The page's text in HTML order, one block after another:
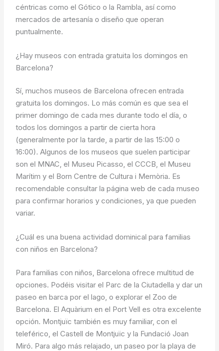
céntricas como el Gótico o la Rambla, así como
mercados de artesanía o diseño que operan
puntualmente.
¿Hay museos con entrada gratuita los domingos en
Barcelona?
Sí, muchos museos de Barcelona ofrecen entrada
gratuita los domingos. Lo más común es que sea el
primer domingo de cada mes durante todo el día, o
todos los domingos a partir de cierta hora
(generalmente por la tarde, a partir de las 15:00 o
16:00). Algunos de los museos que suelen participar
son el MNAC, el Museu Picasso, el CCCB, el Museu
Marítim y el Born Centre de Cultura i Memòria. Es
recomendable consultar la página web de cada museo
para confirmar horarios y condiciones, ya que pueden
variar.
¿Cuál es una buena actividad dominical para familias
con niños en Barcelona?
Para familias con niños, Barcelona ofrece multitud de
opciones. Podéis visitar el Parc de la Ciutadella y dar un
paseo en barca por el lago, o explorar el Zoo de
Barcelona. El Aquàrium en el Port Vell es otra excelente
opción. Montjuïc también es muy familiar, con el
teleférico, el Castell de Montjuïc y la Fundació Joan
Miró. Para algo más relajado, un paseo por la playa de